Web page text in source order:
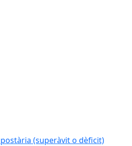
(superàvit o dèficit)